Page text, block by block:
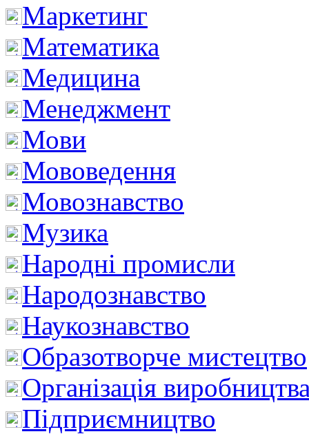
Маркетинг
Математика
Медицина
Менеджмент
Мови
Мововедення
Мовознавство
Музика
Народні промисли
Народознавство
Наукознавство
Образотворче мистецтво
Організація
Підприємництво